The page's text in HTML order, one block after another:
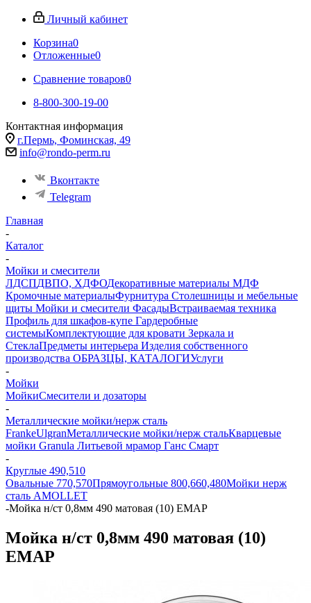
Личный кабинет
Корзина0
Отложенные0
Сравнение товаров0
8-800-300-19-00
Контактная информация
г.Пермь, Фоминская, 49
info@rondo-perm.ru
Вконтакте
Telegram
Главная
-
Каталог
-
Мойки и смесители
ЛДСПДВПО, ХДФОДекоративные материалы МДФ
Кромочные материалыФурнитура Столешницы и мебельные
щиты Мойки и смесители ФасадыВстраиваемая техника
Профиль для шкафов-купе Гардеробные
системыКомплектующие для кровати Зеркала и
СтеклаПредметы интерьера Изделия собственного
производства ОБРАЗЦЫ, КАТАЛОГИУслуги
-
Мойки
МойкиСмесители и дозаторы
-
Металлические мойки/нерж сталь
FrankeUlgranМеталлические мойки/нерж стальКварцевые
мойки Granula Литьевой мрамор Ганс Смарт
-
Круглые 490,510
Овальные 770,570Прямоугольные 800,660,480Мойки нерж
сталь AMOLLET
-Мойка н/ст 0,8мм 490 матовая (10) ЕМАР
Мойка н/ст 0,8мм 490 матовая (10)
ЕМАР